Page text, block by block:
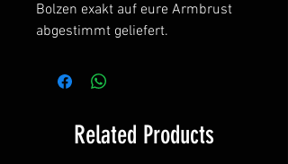
Bolzen exakt auf eure Armbrust
abgestimmt geliefert.
Related Products